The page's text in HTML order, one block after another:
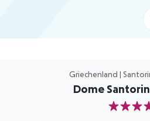
Griechenland |
Dome
4